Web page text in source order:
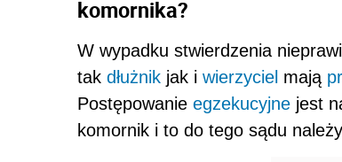
komornika?
W wypadku stwierdzenia
tak dłużnik jak i wierzyciel mają
Postępowanie egzekucyjne jest
komornik i to do tego sądu